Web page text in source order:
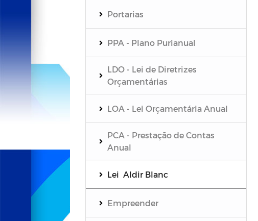
Portarias
PPA - Plano Purianual
LDO - Lei de Diretrizes
Orçamentárias
LOA - Lei Orçamentária Anual
PCA - Prestação de Contas
Anual
Lei Aldir Blanc
Empreender